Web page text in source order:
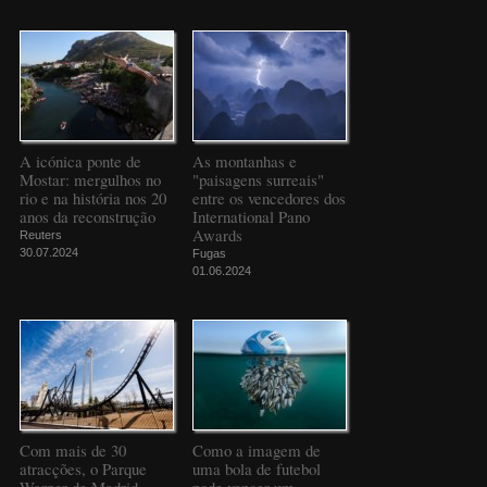
A icónica ponte de
Mostar: mergulhos no
rio e na história nos 20
anos da reconstrução
Reuters
30.07.2024
As montanhas e
"paisagens surreais"
entre os vencedores dos
International Pano
Awards
Fugas
01.06.2024
Com mais de 30
atracções, o Parque
Como a imagem de
uma bola de futebol